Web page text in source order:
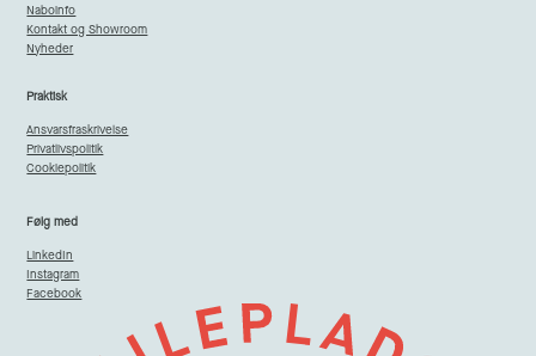
Naboinfo
Kontakt og Showroom
Nyheder
Praktisk
Ansvarsfraskrivelse
Privatlivspolitik
Cookiepolitik
Følg med
LinkedIn
Instagram
Facebook